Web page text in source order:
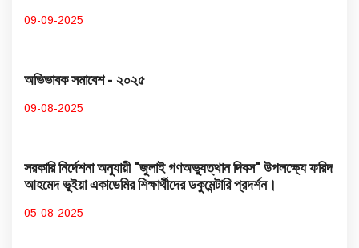
09-09-2025
অভিভাবক সমাবেশ - ২০২৫
09-08-2025
সরকারি নির্দেশনা অনুযায়ী "জুলাই গণঅভ্যুত্থান দিবস" উপলক্ষ্যে ফরিদ
আহমেদ ভূইয়া একাডেমির শিক্ষার্থীদের ডকুমেন্টারি প্রদর্শন।
05-08-2025